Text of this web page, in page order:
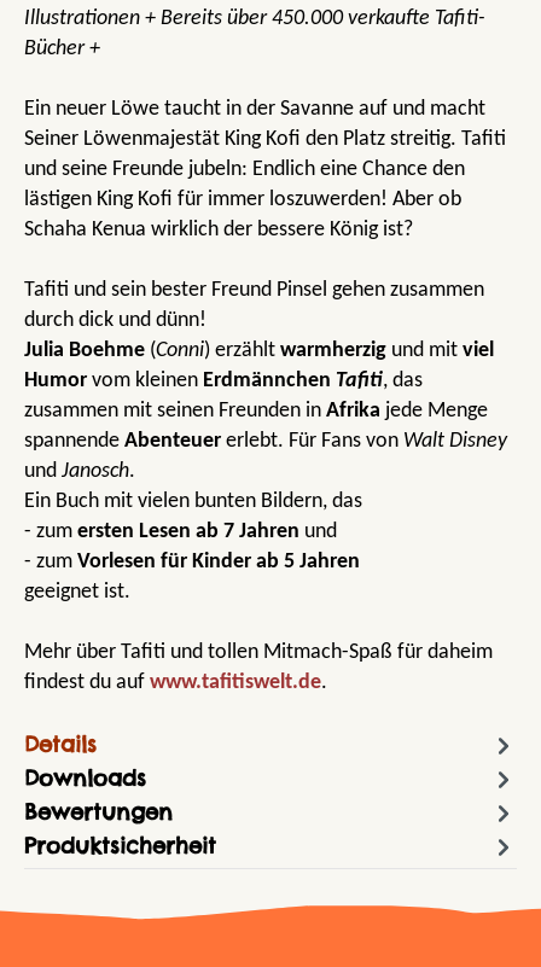
Illustrationen + Bereits über 450.000 verkaufte Tafiti-
Bücher +
Ein neuer Löwe taucht in der Savanne auf und macht
Seiner Löwenmajestät King Kofi den Platz streitig. Tafiti
und seine Freunde jubeln: Endlich eine Chance den
lästigen King Kofi für immer loszuwerden! Aber ob
Schaha Kenua wirklich der bessere König ist?
Tafiti und sein bester Freund Pinsel gehen zusammen
durch dick und dünn!
Julia Boehme (Conni) erzählt warmherzig und mit viel
Humor vom kleinen Erdmännchen Tafiti, das
zusammen mit seinen Freunden in Afrika jede Menge
spannende Abenteuer erlebt. Für Fans von Walt Disney
und Janosch.
Ein Buch mit vielen bunten Bildern, das
- zum ersten Lesen ab 7 Jahren und
- zum Vorlesen für Kinder ab 5 Jahren
geeignet ist.
Mehr über Tafiti und tollen Mitmach-Spaß für daheim
findest du auf www.tafitiswelt.de.
Details
Downloads
Bewertungen
Produktsicherheit